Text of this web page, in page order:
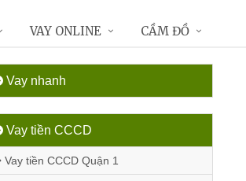
Vay nhanh
Vay tiền CCCD
Vay tiền CCCD Quận 1
VAY ONLINE CẦM ĐỒ